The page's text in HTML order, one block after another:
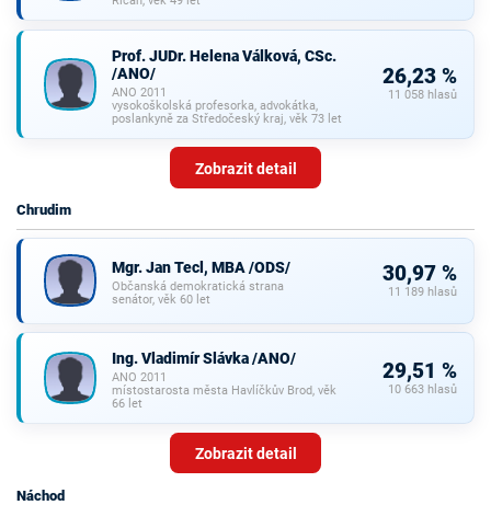
Prof. JUDr. Helena Válková, CSc.
/ANO/
ANO 2011
vysokoškolská profesorka, advokátka,
poslankyně za Středočeský kraj, věk 73 let
26,23 %
11 058 hlasů
Zobrazit detail
Chrudim
Mgr. Jan Tecl, MBA /ODS/
Občanská demokratická strana
senátor, věk 60 let
30,97 %
11 189 hlasů
Ing. Vladimír Slávka /ANO/
ANO 2011
místostarosta města Havlíčkův Brod, věk
66 let
29,51 %
10 663 hlasů
Zobrazit detail
Náchod